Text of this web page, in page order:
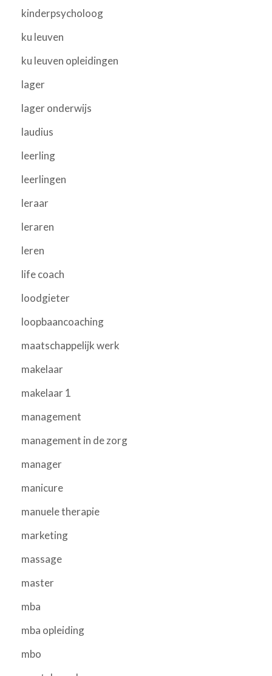
kinderpsycholoog
ku leuven
ku leuven opleidingen
lager
lager onderwijs
laudius
leerling
leerlingen
leraar
leraren
leren
life coach
loodgieter
loopbaancoaching
maatschappelijk werk
makelaar
makelaar 1
management
management in de zorg
manager
manicure
manuele therapie
marketing
massage
master
mba
mba opleiding
mbo